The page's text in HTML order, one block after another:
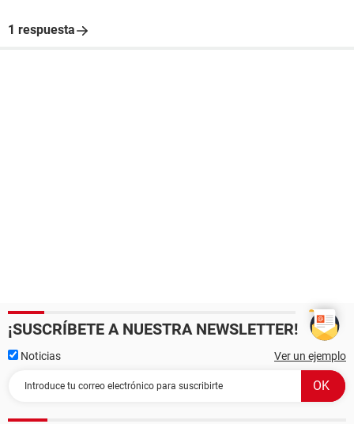
1 respuesta
¡SUSCRÍBETE A NUESTRA NEWSLETTER!
Noticias Ver un ejemplo